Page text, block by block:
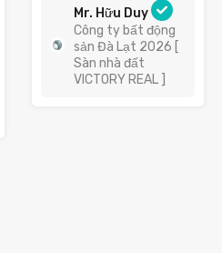
Mr. Hữu Duy
Công ty bất động
sản Đà Lạt 2026 [
Sàn nhà đất
VICTORY REAL ]